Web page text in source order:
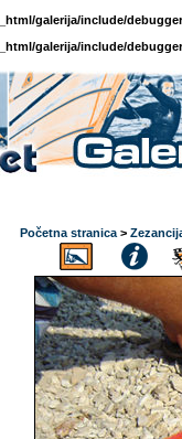
galerija/include/
galerija/include/
Početna stranica >